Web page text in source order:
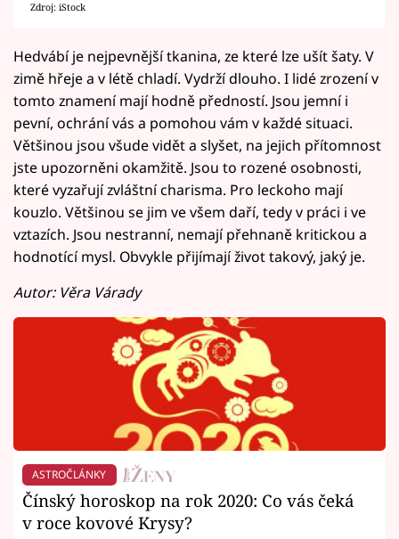
Zdroj: iStock
Hedvábí je nejpevnější tkanina, ze které lze ušít šaty. V
zimě hřeje a v létě chladí. Vydrží dlouho. I lidé zrození v
tomto znamení mají hodně předností. Jsou jemní i
pevní, ochrání vás a pomohou vám v každé situaci.
Většinou jsou všude vidět a slyšet, na jejich přítomnost
jste upozorněni okamžitě. Jsou to rozené osobnosti,
které vyzařují zvláštní charisma. Pro leckoho mají
kouzlo. Většinou se jim ve všem daří, tedy v práci i ve
vztazích. Jsou nestranní, nemají přehnaně kritickou a
hodnotící mysl. Obvykle přijímají život takový, jaký je.
Autor: Věra Várady
ASTROČLÁNKY
Čínský horoskop na rok 2020: Co vás čeká
v roce kovové Krysy?